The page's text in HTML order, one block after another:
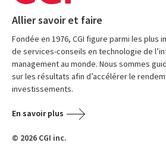
Allier savoir et faire
Fondée en 1976, CGI figure parmi les
de services-conseils en technologie de
management au monde. Nous sommes
sur les résultats afin d’accélérer le
investissements.
En savoir plus
© 2026 CGI inc.